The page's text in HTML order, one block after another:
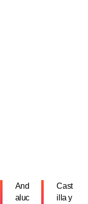
And
aluc
Cast
illa y